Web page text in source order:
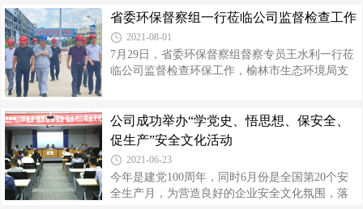
源的安全管控情况。检查组一行对照《危险化学
品重大危险源企业安全专项检查细则》对公司开
展自查自改的质量、重大危险源安全包保责
牢安全生产根基”为主题的安全文化培训活动。金
泰氯碱神木化工副总经理梁寅祥，各部门、项目
组、专业组共计40余人参加培训。本次培训主要
围绕安全文化的起源、树立安全理念、安全文化
涵、安全管理的核心要义、如何养成良好的行为
习惯以及安全文化在企业中的重要性。同时，结
合公司“切实把安全和环保作为企业一切工
省委环保督察组一行莅临公司监督检查工作
2021-08-01
7月29日，省委环保督察组督察专员王水利一行莅
临公司监督检查环保工作，榆林市生态环境局支
总经理高利平及相关单位人员陪同检查。督察组
一行首先到热电分厂锅炉烟气超低排放装置改造
仔细核对在线监测装置数据上传、参数设定、运
行维护记录台账的合规性，对公司在线监测管理
工作给予了充分肯定。随后，检查了PVC分厂触
公司成功举办“学党史、悟思想、保安全、
促生产”安全文化活动
2021-06-23
今年是建党100周年，同时6月份是全国第20个安
全生产月，为营造良好的企业安全文化氛围，落